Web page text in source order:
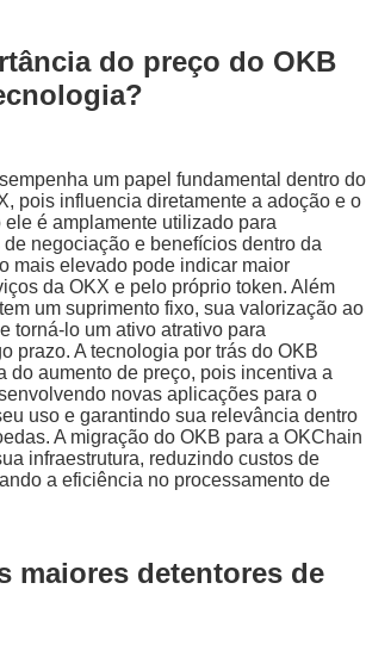
do preço do OKB
um papel fundamental dentro do
pois influencia diretamente a adoção e o
ele é amplamente utilizado para
negociação e benefícios dentro da
mais elevado pode indicar maior
da OKX e pelo próprio token. Além
um suprimento fixo, sua valorização ao
torná-lo um ativo atrativo para
prazo. A tecnologia por trás do OKB
do aumento de preço, pois incentiva a
novas aplicações para o
uso e garantindo sua relevância dentro
A migração do OKB para a OKChain
infraestrutura, reduzindo custos de
a eficiência no processamento de
maiores detentores de